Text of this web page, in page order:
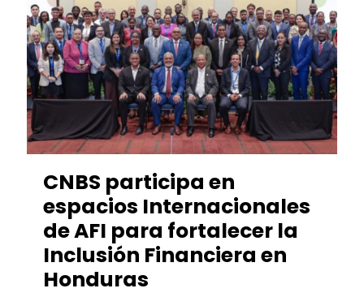
CNBS participa en
espacios Internacionales
de AFI para fortalecer la
Inclusión Financiera en
Honduras